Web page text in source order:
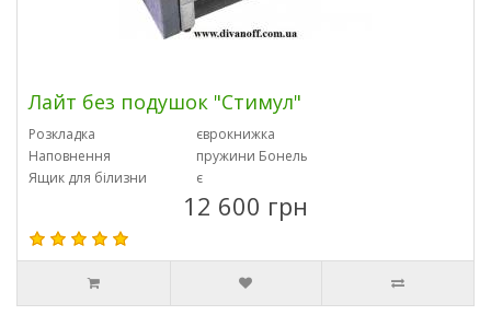
Лайт без подушок "Стимул"
Розкладка
єврокнижка
Наповнення
пружини Бонель
Ящик для білизни
є
12 600 грн